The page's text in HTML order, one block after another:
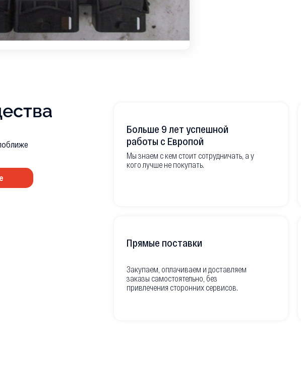
Больше 9 лет успешной
работы с Европой
Мы знаем с кем стоит сотрудничать, а у
кого лучше не покупать.
Прямые поставки
Закупаем, оплачиваем и доставляем
заказы самостоятельно, без
привлечения сторонних сервисов.